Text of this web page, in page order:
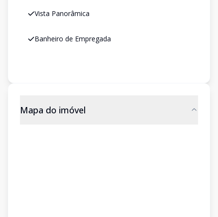
Vista Panorâmica
Banheiro de Empregada
Mapa do imóvel